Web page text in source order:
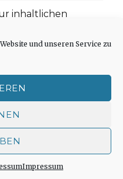
und unseren Service zu
Impressum
inhaltlichen